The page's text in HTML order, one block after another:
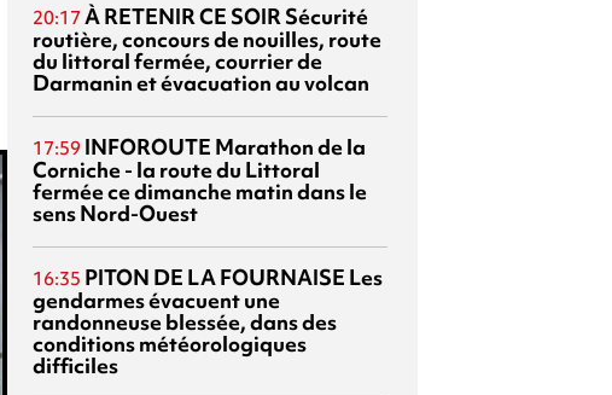
20:17 À RETENIR CE SOIR Sécurité
routière, concours de nouilles, route
du littoral fermée, courrier de
Darmanin et évacuation au volcan
17:59 INFOROUTE Marathon de la
Corniche - la route du Littoral
fermée ce dimanche matin dans le
sens Nord-Ouest
16:35 PITON DE LA FOURNAISE Les
gendarmes évacuent une
randonneuse blessée, dans des
conditions météorologiques
difficiles